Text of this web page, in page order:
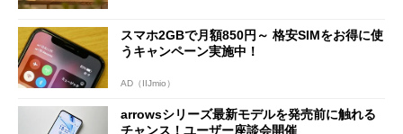
スマホ2GBで月額850円～ 格安SIMをお得に使
うキャンペーン実施中！
AD（IIJmio）
arrowsシリーズ最新モデルを発売前に触れる
チャンス！ユーザー座談会開催